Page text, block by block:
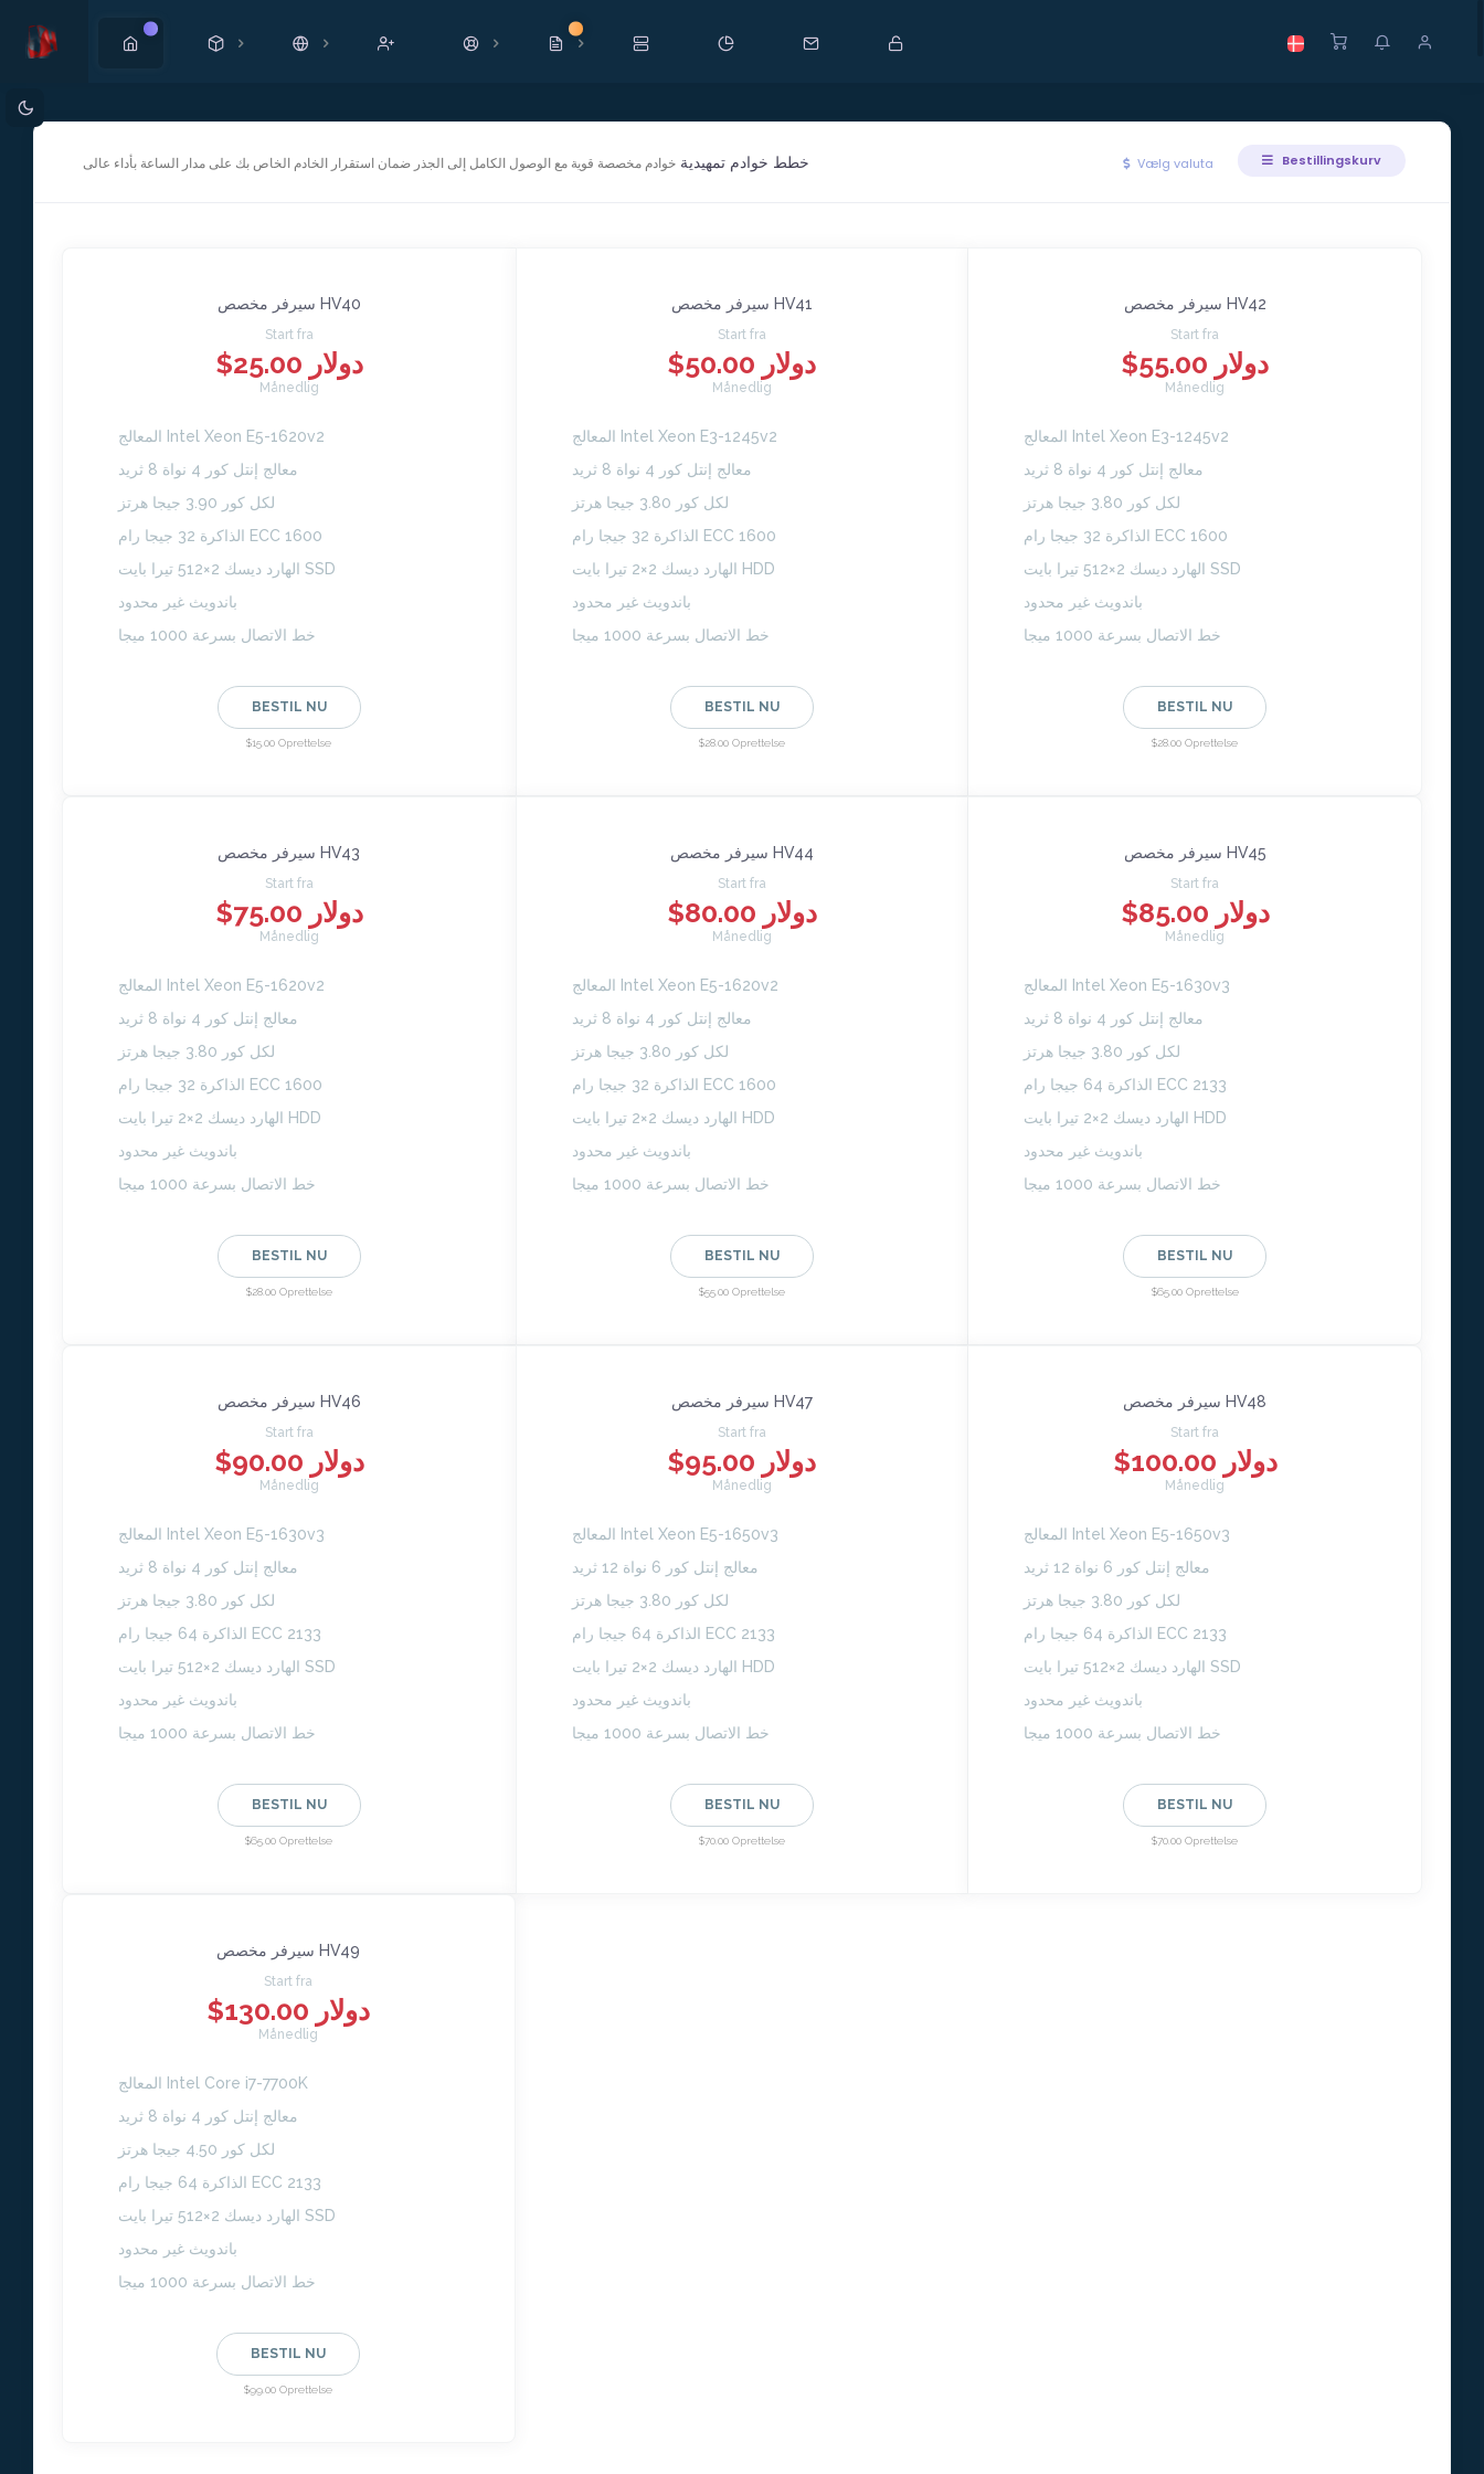
Ny Ny
خطط خوادم تمهيدية خوادم مخصصة قوية مع الوصول الكامل إلى الجذر ضمان استقرار الخادم الخاص بك على مدار الساعة بأداء عالى Vælg valuta Bestillingskurv
سيرفر مخصص HV40
Start fra
$25.00 دولار
Månedlig
المعالج Intel Xeon E5-1620v2
معالج إنتل كور 4 نواة 8 ثريد
لكل كور 3.90 جيجا هرتز
الذاكرة 32 جيجا رام ECC 1600
الهارد ديسك 2×512 تيرا بايت SSD
باندويث غير محدود
خط الاتصال بسرعة 1000 ميجا
BESTIL NU
$15.00 Oprettelse
سيرفر مخصص HV41
Start fra
$50.00 دولار
Månedlig
المعالج Intel Xeon E3-1245v2
معالج إنتل كور 4 نواة 8 ثريد
لكل كور 3.80 جيجا هرتز
الذاكرة 32 جيجا رام ECC 1600
الهارد ديسك 2×2 تيرا بايت HDD
باندويث غير محدود
خط الاتصال بسرعة 1000 ميجا
BESTIL NU
$28.00 Oprettelse
سيرفر مخصص HV42
Start fra
$55.00 دولار
Månedlig
المعالج Intel Xeon E3-1245v2
معالج إنتل كور 4 نواة 8 ثريد
لكل كور 3.80 جيجا هرتز
الذاكرة 32 جيجا رام ECC 1600
الهارد ديسك 2×512 تيرا بايت SSD
باندويث غير محدود
خط الاتصال بسرعة 1000 ميجا
BESTIL NU
$28.00 Oprettelse
سيرفر مخصص HV43
Start fra
$75.00 دولار
Månedlig
المعالج Intel Xeon E5-1620v2
معالج إنتل كور 4 نواة 8 ثريد
لكل كور 3.80 جيجا هرتز
الذاكرة 32 جيجا رام ECC 1600
الهارد ديسك 2×2 تيرا بايت HDD
باندويث غير محدود
خط الاتصال بسرعة 1000 ميجا
BESTIL NU
$28.00 Oprettelse
سيرفر مخصص HV44
Start fra
$80.00 دولار
Månedlig
المعالج Intel Xeon E5-1620v2
معالج إنتل كور 4 نواة 8 ثريد
لكل كور 3.80 جيجا هرتز
الذاكرة 32 جيجا رام ECC 1600
الهارد ديسك 2×2 تيرا بايت HDD
باندويث غير محدود
خط الاتصال بسرعة 1000 ميجا
BESTIL NU
$55.00 Oprettelse
سيرفر مخصص HV45
Start fra
$85.00 دولار
Månedlig
المعالج Intel Xeon E5-1630v3
معالج إنتل كور 4 نواة 8 ثريد
لكل كور 3.80 جيجا هرتز
الذاكرة 64 جيجا رام ECC 2133
الهارد ديسك 2×2 تيرا بايت HDD
باندويث غير محدود
خط الاتصال بسرعة 1000 ميجا
BESTIL NU
$65.00 Oprettelse
سيرفر مخصص HV46
Start fra
$90.00 دولار
Månedlig
المعالج Intel Xeon E5-1630v3
معالج إنتل كور 4 نواة 8 ثريد
لكل كور 3.80 جيجا هرتز
الذاكرة 64 جيجا رام ECC 2133
الهارد ديسك 2×512 تيرا بايت SSD
باندويث غير محدود
خط الاتصال بسرعة 1000 ميجا
BESTIL NU
$65.00 Oprettelse
سيرفر مخصص HV47
Start fra
$95.00 دولار
Månedlig
المعالج Intel Xeon E5-1650v3
معالج إنتل كور 6 نواة 12 ثريد
لكل كور 3.80 جيجا هرتز
الذاكرة 64 جيجا رام ECC 2133
الهارد ديسك 2×2 تيرا بايت HDD
باندويث غير محدود
خط الاتصال بسرعة 1000 ميجا
BESTIL NU
$70.00 Oprettelse
سيرفر مخصص HV48
Start fra
$100.00 دولار
Månedlig
المعالج Intel Xeon E5-1650v3
معالج إنتل كور 6 نواة 12 ثريد
لكل كور 3.80 جيجا هرتز
الذاكرة 64 جيجا رام ECC 2133
الهارد ديسك 2×512 تيرا بايت SSD
باندويث غير محدود
خط الاتصال بسرعة 1000 ميجا
BESTIL NU
$70.00 Oprettelse
سيرفر مخصص HV49
Start fra
$130.00 دولار
Månedlig
المعالج Intel Core i7-7700K
معالج إنتل كور 4 نواة 8 ثريد
لكل كور 4.50 جيجا هرتز
الذاكرة 64 جيجا رام ECC 2133
الهارد ديسك 2×512 تيرا بايت SSD
باندويث غير محدود
خط الاتصال بسرعة 1000 ميجا
BESTIL NU
$99.00 Oprettelse